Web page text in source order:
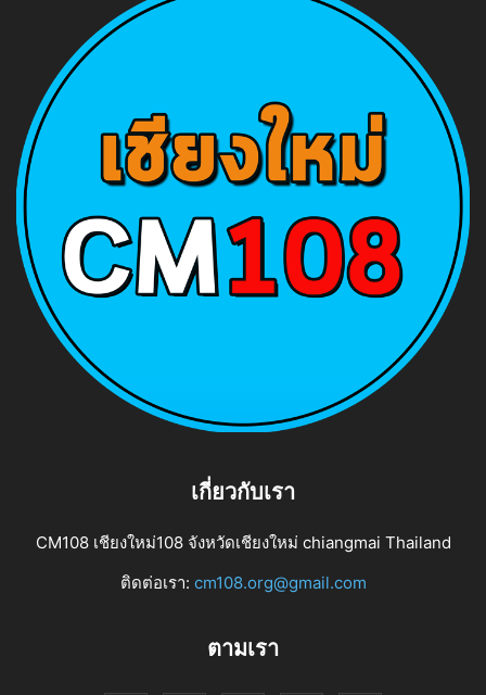
เกี่ยวกับเรา
CM108 เชียงใหม่108 จังหวัดเชียงใหม่ chiangmai Thailand
ติดต่อเรา: cm108.org@gmail.com
ตามเรา